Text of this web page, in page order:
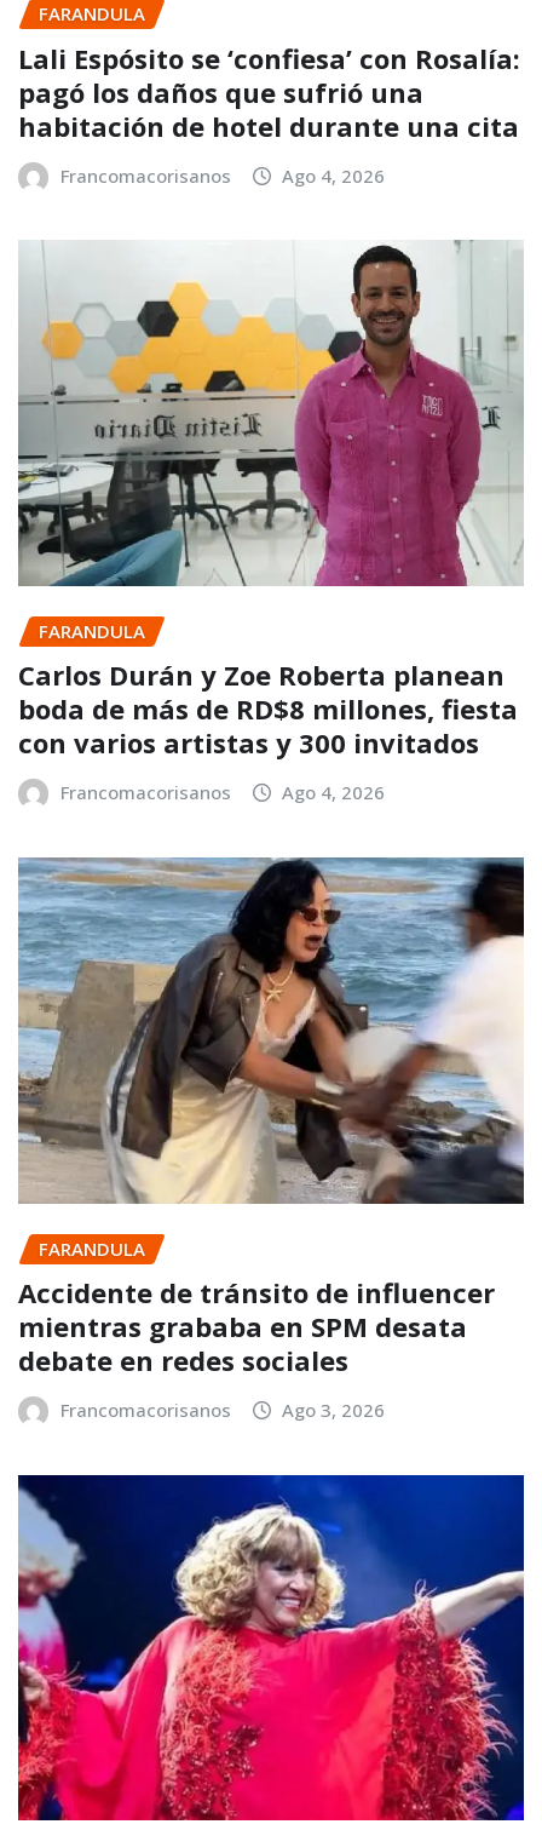
FARANDULA
Lali Espósito se ‘confiesa’ con Rosalía:
pagó los daños que sufrió una
habitación de hotel durante una cita
Francomacorisanos Ago 4, 2026
FARANDULA
Carlos Durán y Zoe Roberta planean
boda de más de RD$8 millones, fiesta
con varios artistas y 300 invitados
Francomacorisanos Ago 4, 2026
FARANDULA
Accidente de tránsito de influencer
mientras grababa en SPM desata
debate en redes sociales
Francomacorisanos Ago 3, 2026